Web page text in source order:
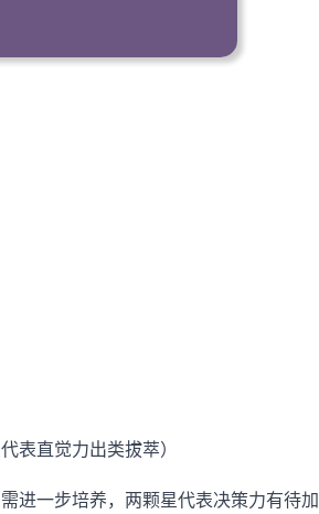
直觉力出类拔萃）
一步培养，两颗星代表决策力有待